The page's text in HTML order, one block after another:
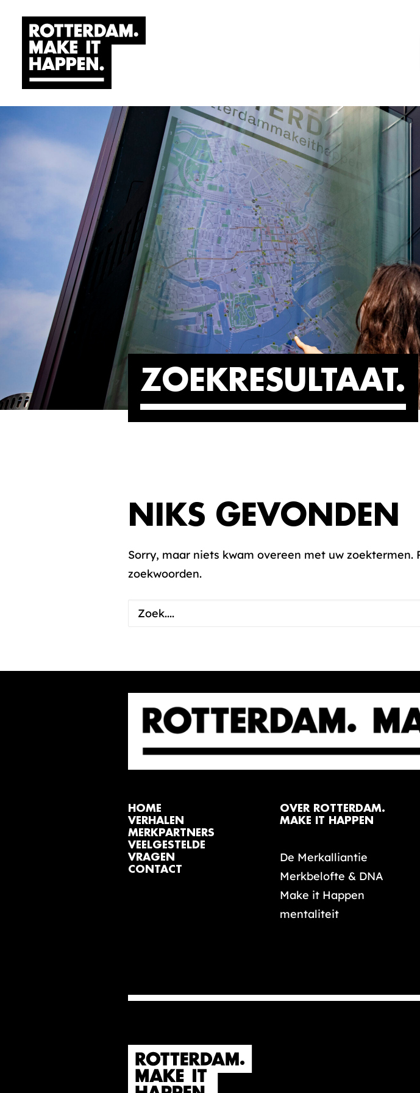
ZOEKRESULTAAT
NIKS GEVONDEN
Sorry, maar niets kwam overeen met uw
zoekwoorden.
HOME
VERHALEN
MERKPARTNERS
VEELGESTELDE
VRAGEN
CONTACT
OVER ROTTERDAM.
MAKE IT HAPPEN
De Merkalliantie
Merkbelofte & DNA
Make it Happen
mentaliteit